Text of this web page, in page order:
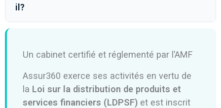
il?
Un cabinet certifié et réglementé par l’AMF
Assur360 exerce ses activités en vertu de
la Loi sur la distribution de produits et
services financiers (LDPSF)et est inscrit